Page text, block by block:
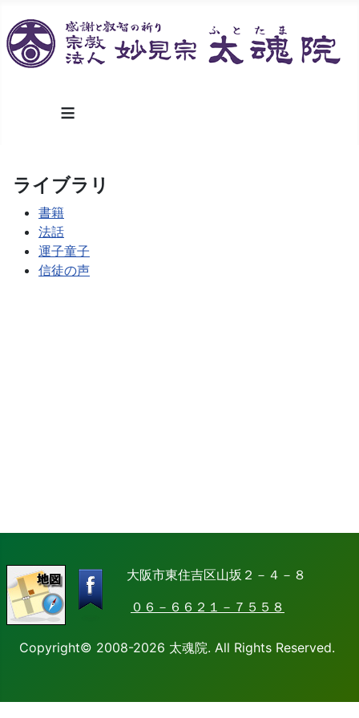
≡
ライブラリ
書籍
法話
運子童子
信徒の声
大阪市東住吉区山坂２－４－８
０６－６６２１－７５５８
Copyright© 2008-2026 太魂院. All Rights Reserved.